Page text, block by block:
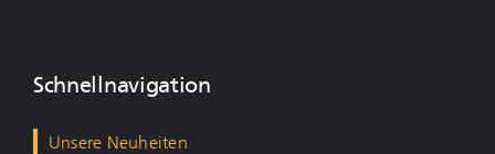
Schnellnavigation
Unsere Neuheiten